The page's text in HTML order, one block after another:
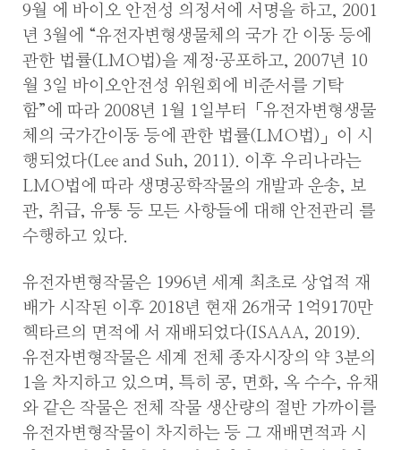
9월 에 바이오 안전성 의정서에 서명을 하고, 2001
년 3월에 “유전자변형생물체의 국가 간 이동 등에
관한 법률(LMO법)을 제정·공포하고, 2007년 10
월 3일 바이오안전성 위원회에 비준서를 기탁
함”에 따라 2008년 1월 1일부터「유전자변형생물
체의 국가간이동 등에 관한 법률(LMO법)」이 시
행되었다(Lee and Suh, 2011). 이후 우리나라는
LMO법에 따라 생명공학작물의 개발과 운송, 보
관, 취급, 유통 등 모든 사항들에 대해 안전관리 를
수행하고 있다.
유전자변형작물은 1996년 세계 최초로 상업적 재
배가 시작된 이후 2018년 현재 26개국 1억9170만
헥타르의 면적에 서 재배되었다(ISAAA, 2019).
유전자변형작물은 세계 전체 종자시장의 약 3분의
1을 차지하고 있으며, 특히 콩, 면화, 옥 수수, 유채
와 같은 작물은 전체 작물 생산량의 절반 가까이를
유전자변형작물이 차지하는 등 그 재배면적과 시